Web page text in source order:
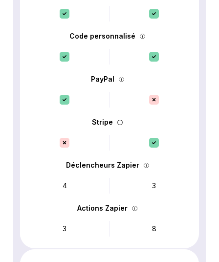
Code personnalisé
PayPal
Stripe
Déclencheurs Zapier
4 3
Actions Zapier
3 8